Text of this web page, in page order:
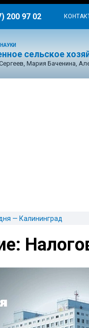
200 97 02
сельское
Мария Баченина,
— Калининград